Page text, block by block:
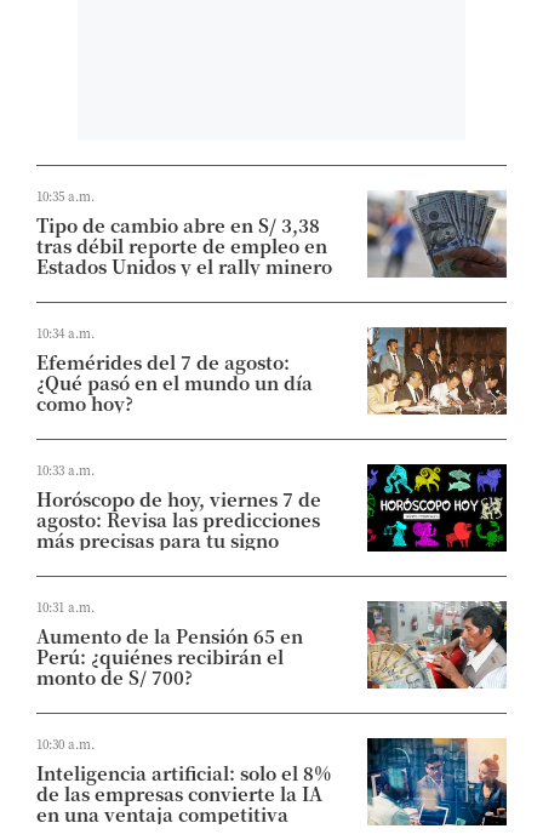
10:35 a.m.
Tipo de cambio abre en S/ 3,38
tras débil reporte de empleo en
Estados Unidos y el rally minero
10:34 a.m.
Efemérides del 7 de agosto:
¿Qué pasó en el mundo un día
como hoy?
10:33 a.m.
Horóscopo de hoy, viernes 7 de
agosto: Revisa las predicciones
más precisas para tu signo
10:31 a.m.
Aumento de la Pensión 65 en
Perú: ¿quiénes recibirán el
monto de S/ 700?
10:30 a.m.
Inteligencia artificial: solo el 8%
de las empresas convierte la IA
en una ventaja competitiva